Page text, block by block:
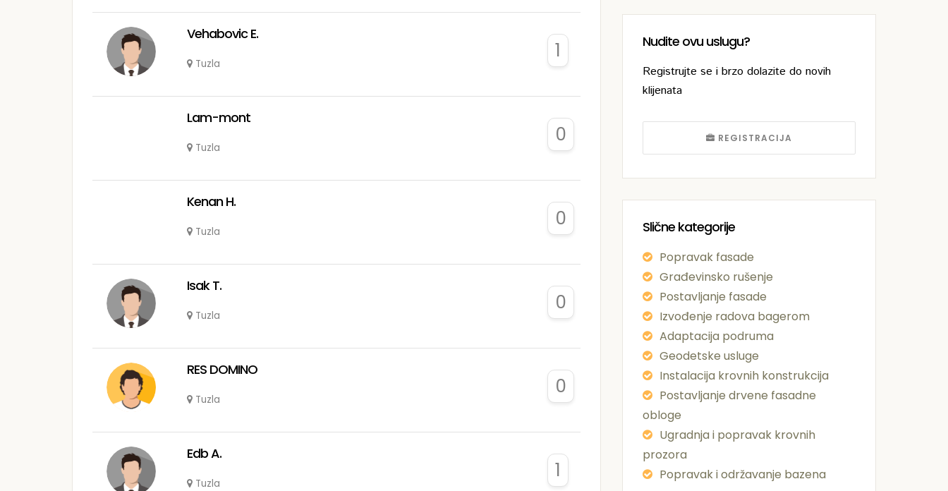
Nudite ovu uslugu?
Registrujte se i brzo dolazite do novih
klijenata
REGISTRACIJA
Slične kategorije
Popravak fasade
Građevinsko rušenje
Postavljanje fasade
Izvođenje radova bagerom
Adaptacija podruma
Geodetske usluge
Instalacija krovnih konstrukcija
Postavljanje drvene fasadne
obloge
Ugradnja i popravak krovnih
prozora
Popravak i održavanje bazena
Vehabovic E.
Tuzla
1
Lam-mont
Tuzla
0
Kenan H.
Tuzla
0
Isak T.
Tuzla
0
RES DOMINO
Tuzla
0
Edb A.
Tuzla
1